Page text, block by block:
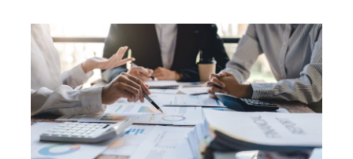
o
cash
flow
para
PYMES:
la
guía